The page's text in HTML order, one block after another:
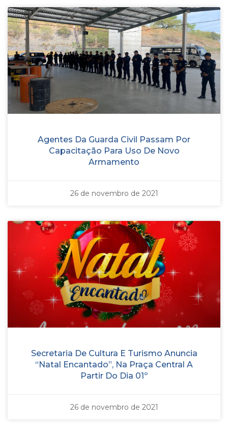
Agentes Da Guarda Civil Passam Por
Capacitação Para Uso De Novo
Armamento
26 de novembro de 2021
Secretaria De Cultura E Turismo Anuncia
“Natal Encantado”, Na Praça Central A
Partir Do Dia 01º
26 de novembro de 2021